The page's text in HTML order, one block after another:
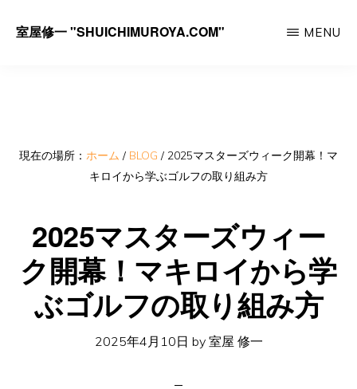
室屋修一 "SHUICHIMUROYA.COM"
ー
修
一
MENU
現在の場所： ホーム / BLOG / 2025マスターズウィーク開幕！マ
キロイから学ぶゴルフの取り組み方
2025マスターズウィー
ク開幕！マキロイから学
ぶゴルフの取り組み方
2025年4月10日 by 室屋 修一